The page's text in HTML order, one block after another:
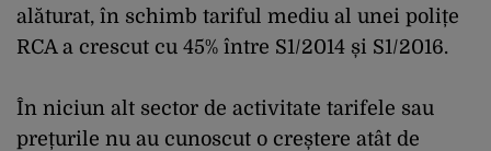
alăturat, în schimb tariful mediu al unei polițe
RCA a crescut cu 45% între S1/2014 și S1/2016.
În niciun alt sector de activitate tarifele sau
prețurile nu au cunoscut o creștere atât de